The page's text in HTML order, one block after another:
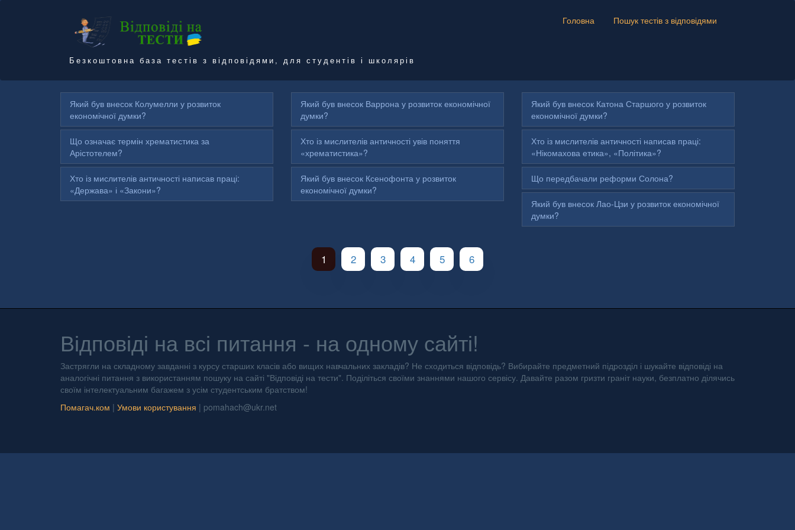
Безкоштовна база тестів з відповідями, для студентів і школярів
Головна Пошук тестів з відповідями
Який був внесок Колумелли у розвиток
економічної думки?
Який був внесок Варрона у розвиток економічної
думки?
Який був внесок Катона Старшого у розвиток
економічної думки?
Що означає термін хрематистика за
Арістотелем?
Хто із мислителів античності увів поняття
«хрематистика»?
Хто із мислителів античності написав праці:
«Нікомахова етика», «Політика»?
Хто із мислителів античності написав праці:
«Держава» і «Закони»?
Який був внесок Ксенофонта у розвиток
економічної думки?
Що передбачали реформи Солона?
Який був внесок Лао-Цзи у розвиток економічної
думки?
1 2 3 4 5 6
Відповіді на всі питання - на одному сайті!
Застрягли на складному завданні з курсу старших класів або вищих навчальних закладів? Не сходиться відповідь? Вибирайте предметний підрозділ і шукайте відповіді на
аналогічні питання з використанням пошуку на сайті "Відповіді на тести". Поділіться своїми знаннями нашого сервісу. Давайте разом гризти граніт науки, безплатно ділячись
своїм інтелектуальним багажем з усім студентським братством!
Помагач.ком | Умови користування | pomahach@ukr.net